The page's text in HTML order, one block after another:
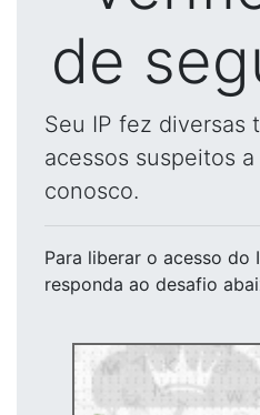
de
Seu IP fez diversas
acessos suspeitos
conosco.
Para liberar o acesso do
responda ao desafio